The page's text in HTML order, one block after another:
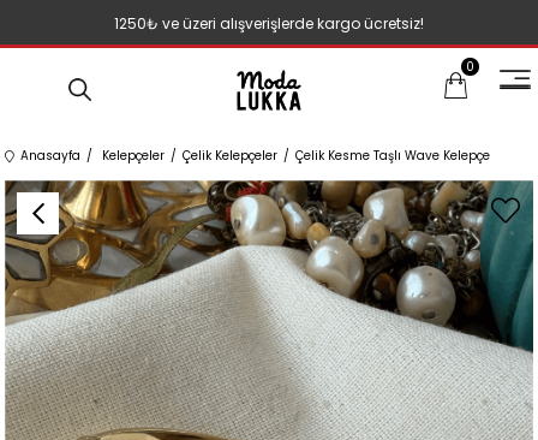
1250₺ ve üzeri alışverişlerde kargo ücretsiz!
0
Anasayfa Kelepçeler Çelik Kelepçeler Çelik Kesme Taşlı Wave Kelepçe